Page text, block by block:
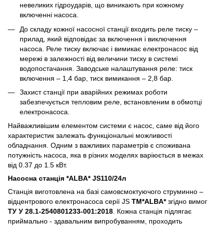
невеликих гідроударів, що виникають при кожному
включенні насоса.
До складу кожної насосної станції входить реле тиску –
прилад, який відповідає за включення і виключення
насоса. Реле тиску включає і вимикає електронасос від
мережі в залежності від величини тиску в системі
водопостачання. Заводське налаштування реле: тиск
включення – 1,4 бар, тиск вимикання – 2,8 бар.
Захист станції при аварійних режимах роботи
забезпечується тепловим реле, встановленим в обмотці
електронасоса.
Найважливішим елементом системи є насос, саме від його
характеристик залежать функціональні можливості
обладнання. Одним з важливих параметрів є споживана
потужність насоса, яка в різних моделях варіюється в межах
від 0.37 до 1.5 кВт.
Насосна станція *ALBA* JS110/24л
Станція виготовлена на базі самовсмоктуючого струминно –
відцентрового електронасоса серії JS ТМ*ALBA*згідно вимог
ТУ У 28.1-2540801233-001:2018. Кожна станція підлягає
приймально - здавальним випробуванням, проходить